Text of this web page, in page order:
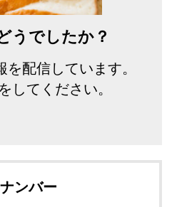
うでしたか？
配信しています。
してください。
ンバー